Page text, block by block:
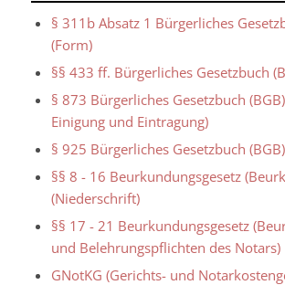
§ 311b Absatz 1 Bürgerliches
(Form)
§§ 433 ff. Bürgerliches Gesetzbuch
§ 873 Bürgerliches Gesetzbuch
Einigung und Eintragung)
§ 925 Bürgerliches Gesetzbuch
§§ 8 - 16 Beurkundungsgesetz
(Niederschrift)
§§ 17 - 21 Beurkundungsgesetz
und Belehrungspflichten des Notars)
GNotKG (Gerichts- und